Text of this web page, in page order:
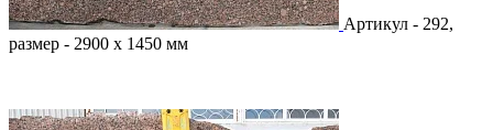
Артикул - 292,
размер - 2900 х 1450 мм